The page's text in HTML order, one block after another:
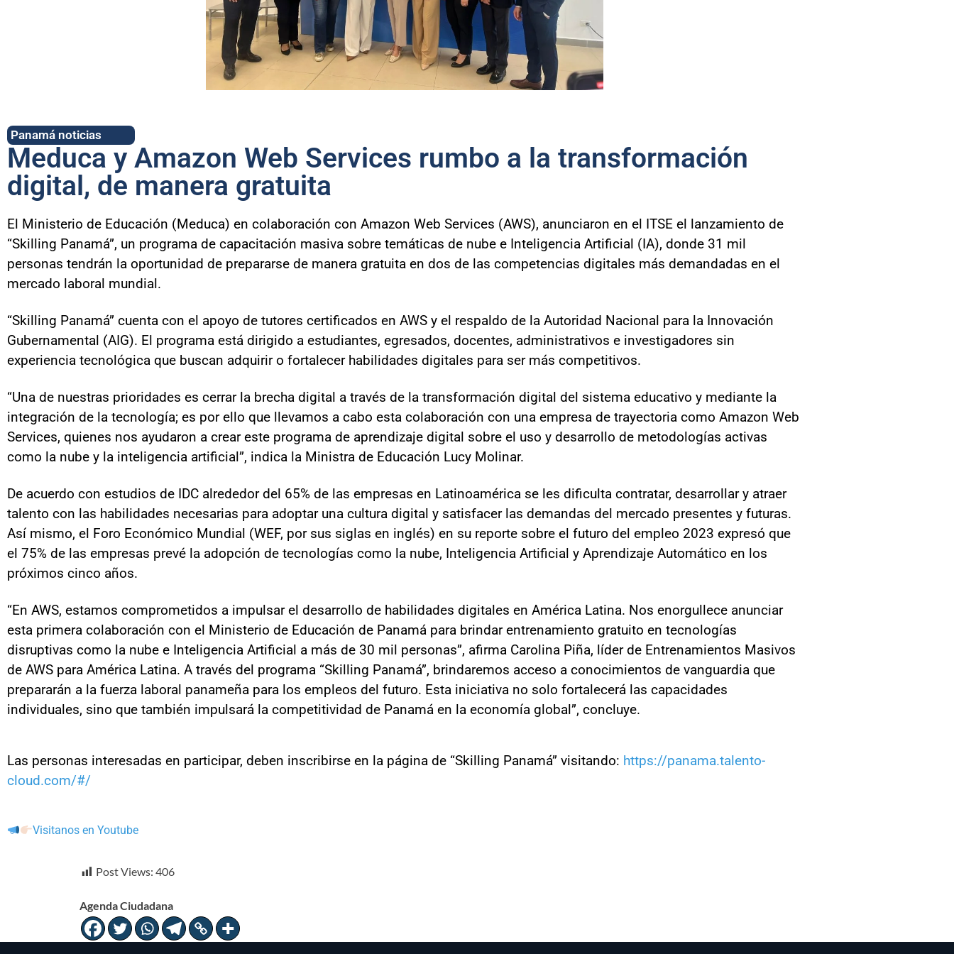
Panamá noticias
Meduca y Amazon Web Services rumbo a la transformación
digital, de manera gratuita
El Ministerio de Educación (Meduca) en colaboración con Amazon Web Services (AWS), anunciaron en el ITSE el lanzamiento de
“Skilling Panamá”, un programa de capacitación masiva sobre temáticas de nube e Inteligencia Artificial (IA), donde 31 mil
personas tendrán la oportunidad de prepararse de manera gratuita en dos de las competencias digitales más demandadas en el
mercado laboral mundial.
“Skilling Panamá” cuenta con el apoyo de tutores certificados en AWS y el respaldo de la Autoridad Nacional para la Innovación
Gubernamental (AIG). El programa está dirigido a estudiantes, egresados, docentes, administrativos e investigadores sin
experiencia tecnológica que buscan adquirir o fortalecer habilidades digitales para ser más competitivos.
“Una de nuestras prioridades es cerrar la brecha digital a través de la transformación digital del sistema educativo y mediante la
integración de la tecnología; es por ello que llevamos a cabo esta colaboración con una empresa de trayectoria como Amazon Web
Services, quienes nos ayudaron a crear este programa de aprendizaje digital sobre el uso y desarrollo de metodologías activas
como la nube y la inteligencia artificial”, indica la Ministra de Educación Lucy Molinar.
De acuerdo con estudios de IDC alrededor del 65% de las empresas en Latinoamérica se les dificulta contratar, desarrollar y atraer
talento con las habilidades necesarias para adoptar una cultura digital y satisfacer las demandas del mercado presentes y futuras.
Así mismo, el Foro Económico Mundial (WEF, por sus siglas en inglés) en su reporte sobre el futuro del empleo 2023 expresó que
el 75% de las empresas prevé la adopción de tecnologías como la nube, Inteligencia Artificial y Aprendizaje Automático en los
próximos cinco años.
“En AWS, estamos comprometidos a impulsar el desarrollo de habilidades digitales en América Latina. Nos enorgullece anunciar
esta primera colaboración con el Ministerio de Educación de Panamá para brindar entrenamiento gratuito en tecnologías
disruptivas como la nube e Inteligencia Artificial a más de 30 mil personas”, afirma Carolina Piña, líder de Entrenamientos Masivos
de AWS para América Latina. A través del programa “Skilling Panamá”, brindaremos acceso a conocimientos de vanguardia que
prepararán a la fuerza laboral panameña para los empleos del futuro. Esta iniciativa no solo fortalecerá las capacidades
individuales, sino que también impulsará la competitividad de Panamá en la economía global”, concluye.
Las personas interesadas en participar, deben inscribirse en la página de “Skilling Panamá” visitando: https://panama.talento-
cloud.com/#/
Visitanos en Youtube
Post Views: 406
Agenda Ciudadana